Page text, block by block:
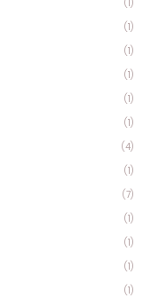
(1)
(1)
(1)
(1)
(1)
(1)
(4)
(1)
(7)
(1)
(1)
(1)
(1)